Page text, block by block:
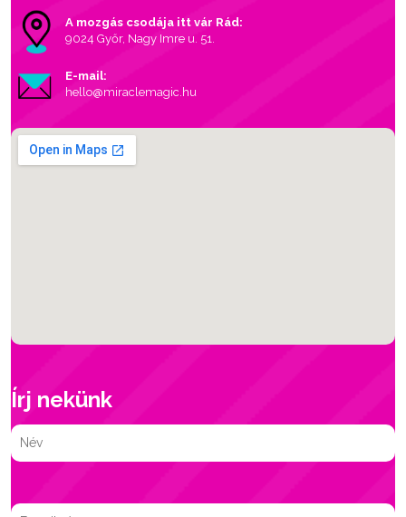
A mozgás csodája itt vár Rád:
9024 Győr, Nagy Imre u. 51.
E-mail:
hello@miraclemagic.hu
Írj nekünk